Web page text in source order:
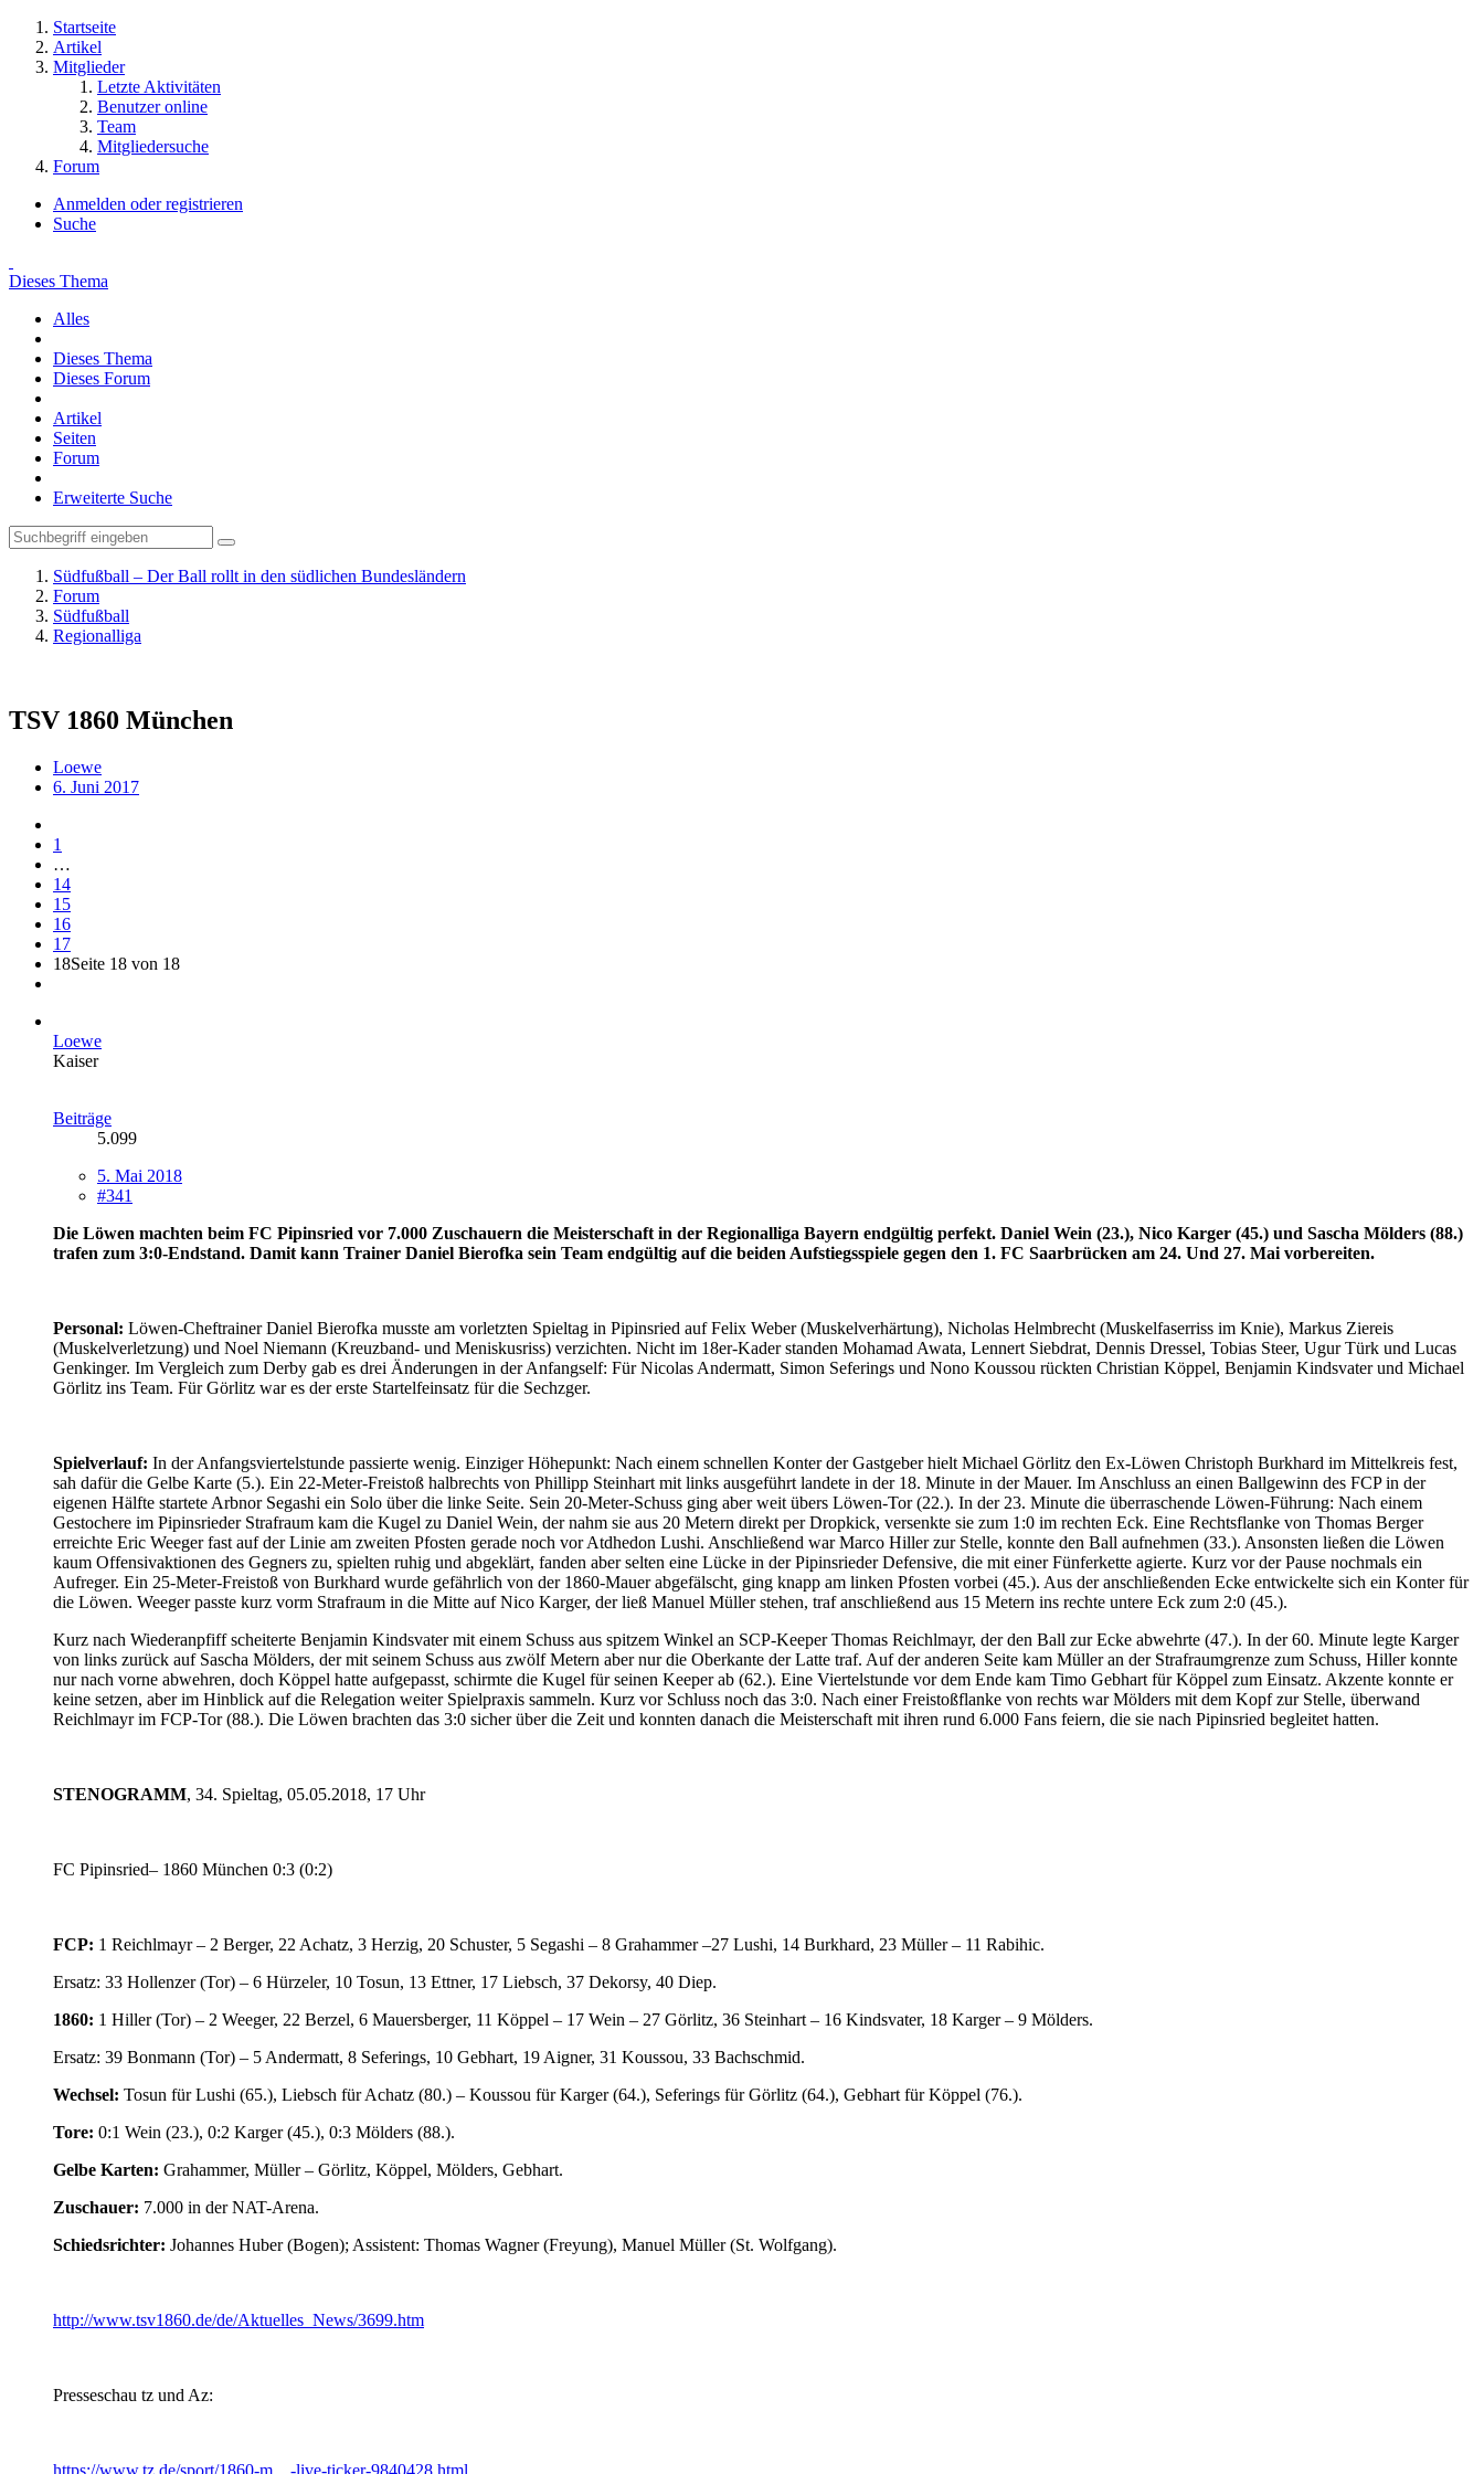
Startseite
Artikel
Mitglieder
Letzte Aktivitäten
Benutzer online
Team
Mitgliedersuche
Forum
Anmelden oder registrieren
Suche
Dieses Thema
Alles
Dieses Thema
Dieses Forum
Artikel
Seiten
Forum
Erweiterte Suche
Südfußball – Der Ball rollt in den südlichen Bundesländern
Forum
Südfußball
Regionalliga
TSV 1860 München
Loewe
6. Juni 2017
1
…
14
15
16
17
18Seite 18 von 18
Loewe
Kaiser
Beiträge
5.099
5. Mai 2018
#341
Die Löwen machten beim FC Pipinsried vor 7.000 Zuschauern die Meisterschaft in der Regionalliga Bayern endgültig perfekt. Daniel Wein (23.), Nico Karger (45.) und Sascha Mölders (88.)
trafen zum 3:0-Endstand. Damit kann Trainer Daniel Bierofka sein Team endgültig auf die beiden Aufstiegsspiele gegen den 1. FC Saarbrücken am 24. Und 27. Mai vorbereiten.
Personal: Löwen-Cheftrainer Daniel Bierofka musste am vorletzten Spieltag in Pipinsried auf Felix Weber (Muskelverhärtung), Nicholas Helmbrecht (Muskelfaserriss im Knie), Markus Ziereis
(Muskelverletzung) und Noel Niemann (Kreuzband- und Meniskusriss) verzichten. Nicht im 18er-Kader standen Mohamad Awata, Lennert Siebdrat, Dennis Dressel, Tobias Steer, Ugur Türk und Lucas
Genkinger. Im Vergleich zum Derby gab es drei Änderungen in der Anfangself: Für Nicolas Andermatt, Simon Seferings und Nono Koussou rückten Christian Köppel, Benjamin Kindsvater und Michael
Görlitz ins Team. Für Görlitz war es der erste Startelfeinsatz für die Sechzger.
Spielverlauf: In der Anfangsviertelstunde passierte wenig. Einziger Höhepunkt: Nach einem schnellen Konter der Gastgeber hielt Michael Görlitz den Ex-Löwen Christoph Burkhard im Mittelkreis fest,
sah dafür die Gelbe Karte (5.). Ein 22-Meter-Freistoß halbrechts von Phillipp Steinhart mit links ausgeführt landete in der 18. Minute in der Mauer. Im Anschluss an einen Ballgewinn des FCP in der
eigenen Hälfte startete Arbnor Segashi ein Solo über die linke Seite. Sein 20-Meter-Schuss ging aber weit übers Löwen-Tor (22.). In der 23. Minute die überraschende Löwen-Führung: Nach einem
Gestochere im Pipinsrieder Strafraum kam die Kugel zu Daniel Wein, der nahm sie aus 20 Metern direkt per Dropkick, versenkte sie zum 1:0 im rechten Eck. Eine Rechtsflanke von Thomas Berger
erreichte Eric Weeger fast auf der Linie am zweiten Pfosten gerade noch vor Atdhedon Lushi. Anschließend war Marco Hiller zur Stelle, konnte den Ball aufnehmen (33.). Ansonsten ließen die Löwen
kaum Offensivaktionen des Gegners zu, spielten ruhig und abgeklärt, fanden aber selten eine Lücke in der Pipinsrieder Defensive, die mit einer Fünferkette agierte. Kurz vor der Pause nochmals ein
Aufreger. Ein 25-Meter-Freistoß von Burkhard wurde gefährlich von der 1860-Mauer abgefälscht, ging knapp am linken Pfosten vorbei (45.). Aus der anschließenden Ecke entwickelte sich ein Konter für
die Löwen. Weeger passte kurz vorm Strafraum in die Mitte auf Nico Karger, der ließ Manuel Müller stehen, traf anschließend aus 15 Metern ins rechte untere Eck zum 2:0 (45.).
Kurz nach Wiederanpfiff scheiterte Benjamin Kindsvater mit einem Schuss aus spitzem Winkel an SCP-Keeper Thomas Reichlmayr, der den Ball zur Ecke abwehrte (47.). In der 60. Minute legte Karger
von links zurück auf Sascha Mölders, der mit seinem Schuss aus zwölf Metern aber nur die Oberkante der Latte traf. Auf der anderen Seite kam Müller an der Strafraumgrenze zum Schuss, Hiller konnte
nur nach vorne abwehren, doch Köppel hatte aufgepasst, schirmte die Kugel für seinen Keeper ab (62.). Eine Viertelstunde vor dem Ende kam Timo Gebhart für Köppel zum Einsatz. Akzente konnte er
keine setzen, aber im Hinblick auf die Relegation weiter Spielpraxis sammeln. Kurz vor Schluss noch das 3:0. Nach einer Freistoßflanke von rechts war Mölders mit dem Kopf zur Stelle, überwand
Reichlmayr im FCP-Tor (88.). Die Löwen brachten das 3:0 sicher über die Zeit und konnten danach die Meisterschaft mit ihren rund 6.000 Fans feiern, die sie nach Pipinsried begleitet hatten.
STENOGRAMM, 34. Spieltag, 05.05.2018, 17 Uhr
FC Pipinsried– 1860 München 0:3 (0:2)
FCP: 1 Reichlmayr – 2 Berger, 22 Achatz, 3 Herzig, 20 Schuster, 5 Segashi – 8 Grahammer –27 Lushi, 14 Burkhard, 23 Müller – 11 Rabihic.
Ersatz: 33 Hollenzer (Tor) – 6 Hürzeler, 10 Tosun, 13 Ettner, 17 Liebsch, 37 Dekorsy, 40 Diep.
1860: 1 Hiller (Tor) – 2 Weeger, 22 Berzel, 6 Mauersberger, 11 Köppel – 17 Wein – 27 Görlitz, 36 Steinhart – 16 Kindsvater, 18 Karger – 9 Mölders.
Ersatz: 39 Bonmann (Tor) – 5 Andermatt, 8 Seferings, 10 Gebhart, 19 Aigner, 31 Koussou, 33 Bachschmid.
Wechsel: Tosun für Lushi (65.), Liebsch für Achatz (80.) – Koussou für Karger (64.), Seferings für Görlitz (64.), Gebhart für Köppel (76.).
Tore: 0:1 Wein (23.), 0:2 Karger (45.), 0:3 Mölders (88.).
Gelbe Karten: Grahammer, Müller – Görlitz, Köppel, Mölders, Gebhart.
Zuschauer: 7.000 in der NAT-Arena.
Schiedsrichter: Johannes Huber (Bogen); Assistent: Thomas Wagner (Freyung), Manuel Müller (St. Wolfgang).
http://www.tsv1860.de/de/Aktuelles_News/3699.htm
Presseschau tz und Az:
https://www.tz.de/sport/1860-m…-live-ticker-9840428.html